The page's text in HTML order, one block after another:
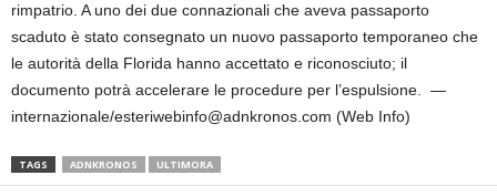
rimpatrio. A uno dei due connazionali che aveva passaporto
scaduto è stato consegnato un nuovo passaporto temporaneo che
le autorità della Florida hanno accettato e riconosciuto; il
documento potrà accelerare le procedure per l’espulsione. —
internazionale/esteriwebinfo@adnkronos.com (Web Info)
TAGS ADNKRONOS ULTIMORA